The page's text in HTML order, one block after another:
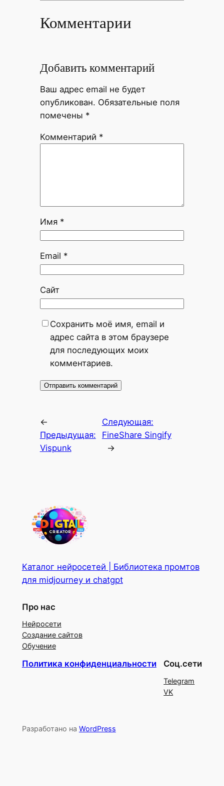
Комментарии
Добавить комментарий
Ваш адрес email не будет
опубликован. Обязательные поля
помечены *
Комментарий *
Имя *
Email *
Сайт
Сохранить моё имя, email и
адрес сайта в этом браузере
для последующих моих
комментариев.
←
Предыдущая:
Vispunk
Следующая:
FineShare Singify
→
Каталог нейросетей | Библиотека промтов
для midjourney и chatgpt
Про нас
Нейросети
Создание сайтов
Обучение
Политика конфиденциальности Соц.сети
Telegram
VK
Разработано на WordPress